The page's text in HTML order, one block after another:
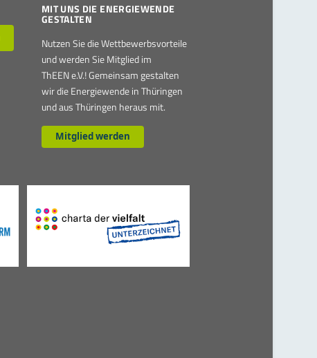
MIT UNS DIE ENERGIEWENDE
GESTALTEN
Nutzen Sie die Wettbewerbsvorteile
und werden Sie Mitglied im
ThEEN e.V.! Gemeinsam gestalten
wir die Energiewende in Thüringen
und aus Thüringen heraus mit.
Mitglied werden